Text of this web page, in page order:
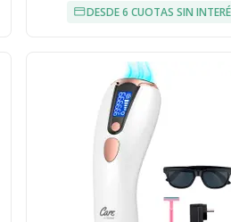
DESDE 6 CUOTAS SIN